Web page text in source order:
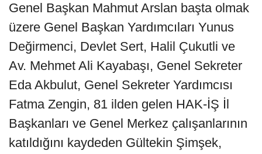
Genel Başkan Mahmut Arslan başta olmak
üzere Genel Başkan Yardımcıları Yunus
Değirmenci, Devlet Sert, Halil Çukutli ve
Av. Mehmet Ali Kayabaşı, Genel Sekreter
Eda Akbulut, Genel Sekreter Yardımcısı
Fatma Zengin, 81 ilden gelen HAK-İŞ İl
Başkanları ve Genel Merkez çalışanlarının
katıldığını kaydeden Gültekin Şimşek,